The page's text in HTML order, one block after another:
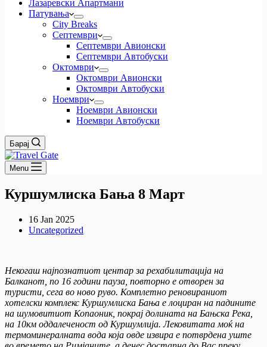
Лазаревски Апартмани
Патувања
City Breaks
Септември
Септември Авионски
Септември Автобуски
Октомври
Октомври Авионски
Октомври Автобуски
Ноември
Ноември Авионски
Ноември Автобуски
Барај
Menu
Куршумлиска Бања 8 Март
16 Jan 2025
Uncategorized
Некогаш најпознатиот центар за рехабилитација на
Балканот, по 16 години пауза, повторно е отворен за
туристи, сега во ново руво. Комплетно реновираниот
хотелски комплекс Куршумлиска Бања е лоциран на падините
на шумовитиот Копаоник, покрај долината на Бањска Река,
на 10км оддалеченост од Куршумлија. Лековитата моќ на
термоминералната вода која овде извира е потврдена уште